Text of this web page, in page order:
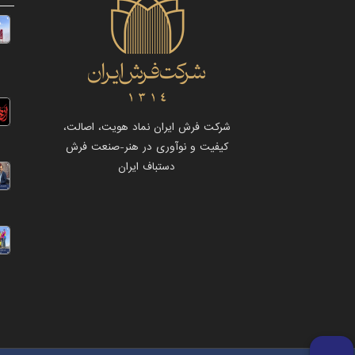
شرکت فرش ایران نماد هویت، اصالت،
کیفیت و نوآوری در هنر-صنعت فرش
دستباف ایران